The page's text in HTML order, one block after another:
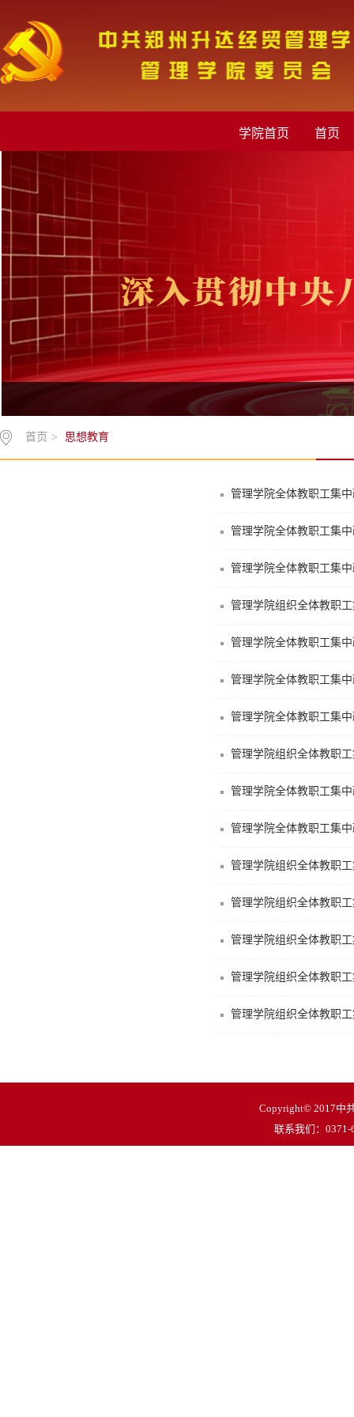
学院首页 首页
首页 > 思想教育
管理学院全体教职工集
管理学院全体教职工集
管理学院全体教职工集
管理学院组织全体教职
管理学院全体教职工集
管理学院全体教职工集
管理学院全体教职工集
管理学院组织全体教职
管理学院全体教职工集
管理学院全体教职工集
管理学院组织全体教职
管理学院组织全体教职
管理学院组织全体教职
管理学院组织全体教职
管理学院组织全体教职
Copyright© 2017中
联系我们：